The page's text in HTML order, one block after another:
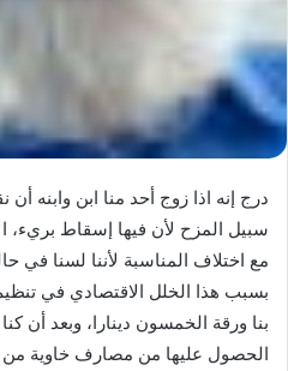
درج إنه اذا زوج أحد منا ابن وابنه
سبيل المزح لأن فيها إسقاط
مع اختلاف المناسبة لأننا لسنا في
بسبب هذا الخلل الاقتصادي في
بنا ورقة الخمسون دينارا، وبعد أن
الحصول عليها من مصارف خاوية من